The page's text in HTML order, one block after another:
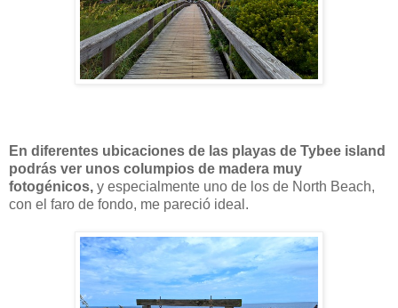
En diferentes ubicaciones de las playas de Tybee island
podrás ver unos columpios de madera muy
fotogénicos, y especialmente uno de los de North Beach,
con el faro de fondo, me pareció ideal.